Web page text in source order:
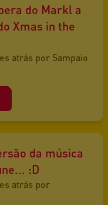
do Markl a
Xmas in the
atrás por Sampaio
da música
:D
atrás por